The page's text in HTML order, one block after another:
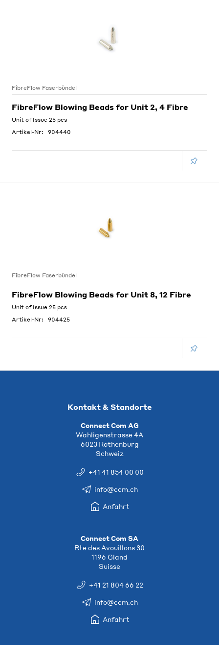
FibreFlow Faserbündel
FibreFlow Blowing Beads for Unit 2, 4 Fibre
Unit of Issue 25 pcs
Artikel-Nr:
904440
FibreFlow Faserbündel
FibreFlow Blowing Beads for Unit 8, 12 Fibre
Unit of Issue 25 pcs
Artikel-Nr:
904425
Kontakt & Standorte
Connect Com AG
Wahligenstrasse 4A
6023 Rothenburg
Schweiz
+41 41 854 00 00
info@ccm.ch
Anfahrt
Connect Com SA
Rte des Avouillons 30
1196 Gland
Suisse
+41 21 804 66 22
info@ccm.ch
Anfahrt